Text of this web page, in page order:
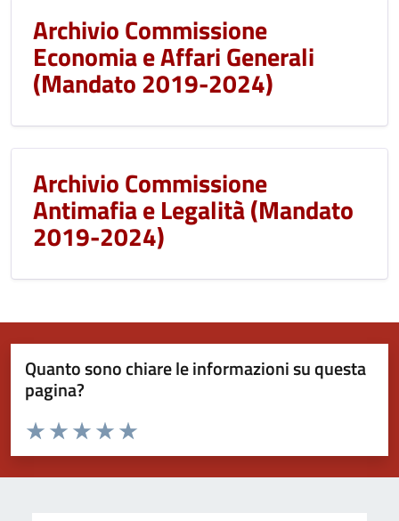
Archivio Commissione
Economia e Affari Generali
(Mandato 2019-2024)
Archivio Commissione
Antimafia e Legalità (Mandato
2019-2024)
Quanto sono chiare le informazioni su questa
pagina?
Valuta da 1 a 5 stelle la pagina
Valuta 5 stelle su 5
Valuta 4 stelle su 5
Valuta 3 stelle su 5
Valuta 2 stelle su 5
Valuta 1 stelle su 5